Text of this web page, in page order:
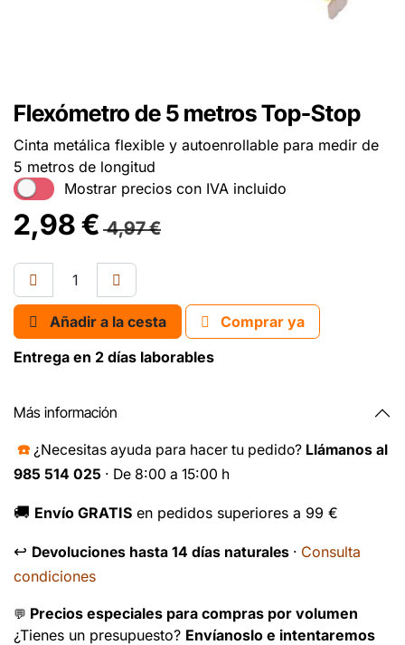
Flexómetro de 5 metros Top-Stop
Cinta metálica flexible y autoenrollable para medir de
5 metros de longitud
Mostrar precios con IVA incluido
2,98€ 4,97€
Añadir a la cesta
Comprar ya
Entrega en 2 días laborables
Más información
☎️ ¿Necesitas ayuda para hacer tu pedido? Llámanos al
985 514 025 · De 8:00 a 15:00 h
🚚 Envío GRATIS en pedidos superiores a 99 €
↩️ Devoluciones hasta 14 días naturales · Consulta
condiciones
💬 Precios especiales para compras por volumen
¿Tienes un presupuesto? Envíanoslo e intentaremos